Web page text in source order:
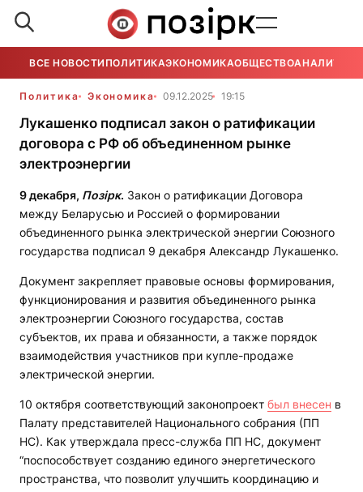
ВСЕ НОВОСТИ ПОЛИТИКАЭКОНОМИКАОБЩЕСТВОАНАЛИТИКА
Политика Экономика 09.12.2025 19:15
Лукашенко подписал закон о ратификации
договора с РФ об объединенном рынке
электроэнергии
9 декабря, Позірк. Закон о ратификации Договора
между Беларусью и Россией о формировании
объединенного рынка электрической энергии Союзного
государства подписал 9 декабря Александр Лукашенко.
Документ закрепляет правовые основы формирования,
функционирования и развития объединенного рынка
электроэнергии Союзного государства, состав
субъектов, их права и обязанности, а также порядок
взаимодействия участников при купле-продаже
электрической энергии.
10 октября соответствующий законопроект был внесен в
Палату представителей Национального собрания (ПП
НС). Как утверждала пресс-служба ПП НС, документ
“поспособствует созданию единого энергетического
пространства, что позволит улучшить координацию и